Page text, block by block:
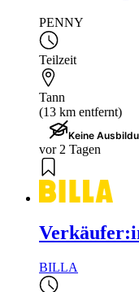
PENNY
Teilzeit
Tann
(13 km entfernt)
Keine
vor 2 Tagen
BILLA